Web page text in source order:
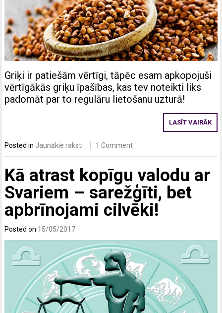
Griķi ir patiešām vērtīgi, tāpēc esam apkopojuši
vērtīgākās griķu īpašības, kas tev noteikti liks
padomāt par to regulāru lietošanu uzturā!
LASĪT VAIRĀK
Posted in Jaunākie raksti 1 Comment
Kā atrast kopīgu valodu ar
Svariem – sarežģīti, bet
apbrīnojami cilvēki!
Posted on 15/05/2017